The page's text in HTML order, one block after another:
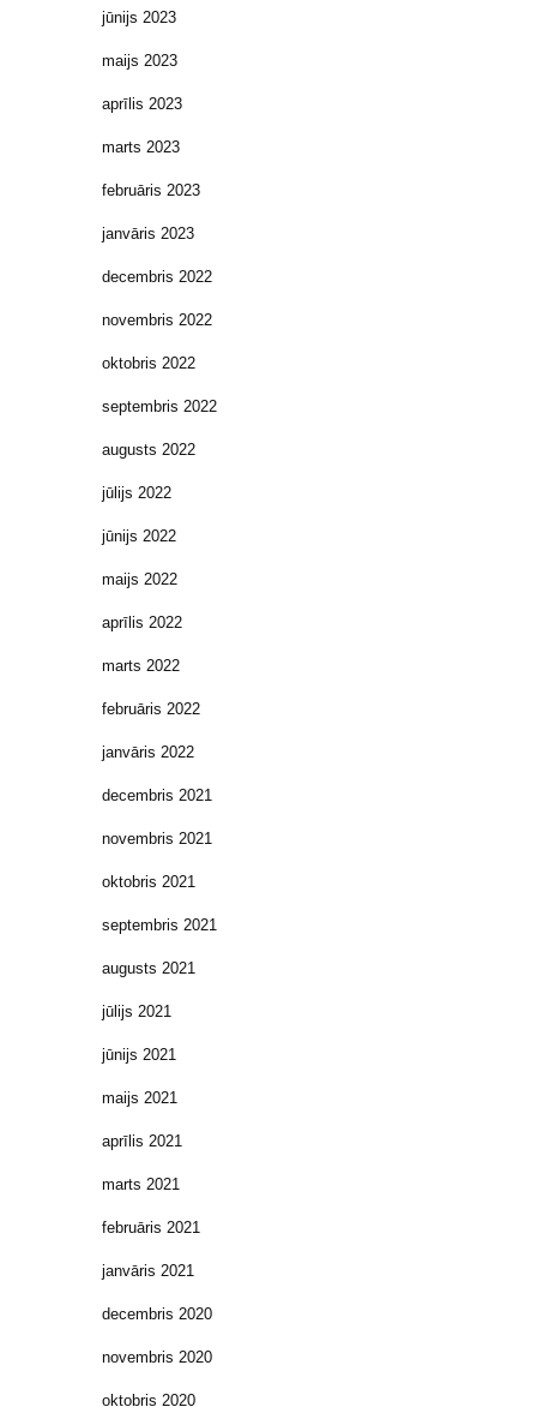
jūnijs 2023
maijs 2023
aprīlis 2023
marts 2023
februāris 2023
janvāris 2023
decembris 2022
novembris 2022
oktobris 2022
septembris 2022
augusts 2022
jūlijs 2022
jūnijs 2022
maijs 2022
aprīlis 2022
marts 2022
februāris 2022
janvāris 2022
decembris 2021
novembris 2021
oktobris 2021
septembris 2021
augusts 2021
jūlijs 2021
jūnijs 2021
maijs 2021
aprīlis 2021
marts 2021
februāris 2021
janvāris 2021
decembris 2020
novembris 2020
oktobris 2020